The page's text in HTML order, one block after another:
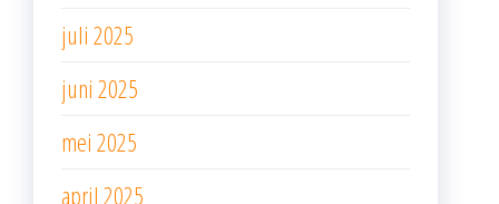
juli 2025
juni 2025
mei 2025
april 2025